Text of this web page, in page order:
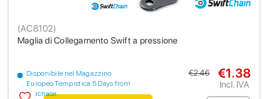
Maglia di Collegamento Swift a pressione
(AC8102)
Disponibile nel Magazzino
Europeo Tempistica 5 Days from
purchase
€2.46 €1.38
Incl. IVA